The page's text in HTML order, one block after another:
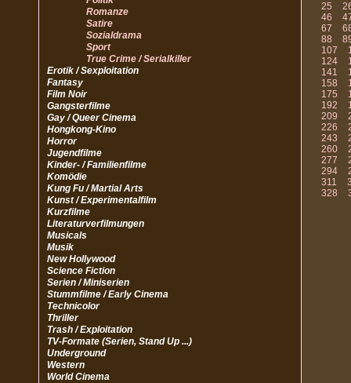
Romanze
Satire
Sozialdrama
Sport
True Crime / Serialkiller
Erotik / Sexploitation
Fantasy
Film Noir
Gangsterfilme
Gay / Queer Cinema
Hongkong-Kino
Horror
Jugendfilme
Kinder- / Familienfilme
Komödie
Kung Fu / Martial Arts
Kunst / Experimentalfilm
Kurzfilme
Literaturverfilmungen
Musicals
Musik
New Hollywood
Science Fiction
Serien / Miniserien
Stummfilme / Early Cinema
Technicolor
Thriller
Trash / Exploitation
TV-Formate (Serien, Stand Up ...)
Underground
Western
World Cinema
25
46
67
88
107
124
141
158
175
192
209
226
243
260
277
294
311
328